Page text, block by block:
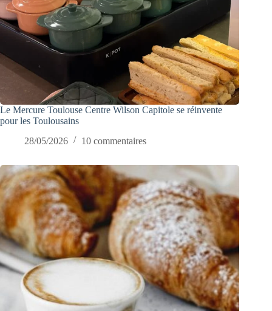
Le Mercure Toulouse Centre Wilson Capitole se réinvente
pour les Toulousains
28/05/2026
10 commentaires